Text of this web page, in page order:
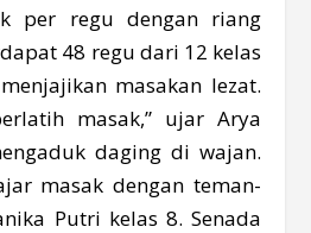
per regu dengan riang
48 regu dari 12 kelas
masakan lezat.
masak,” ujar Arya
daging di wajan.
masak dengan teman-
Putri kelas 8. Senada